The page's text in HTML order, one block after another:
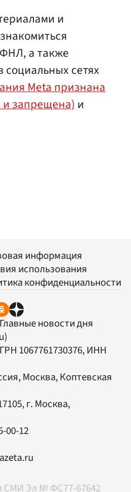
и
а также
социальных сетях
Meta признана
и запрещена)и
информация
использования
конфиденциальности
новости дня
1067761730376, ИНН
Москва, Коптевская
, г. Москва,
00-12
СМИ Эл № ФС77-67642